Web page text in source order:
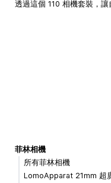
透過這個 110 相機套裝，
菲林相機
所有菲林相機
LomoApparat 21mm 超